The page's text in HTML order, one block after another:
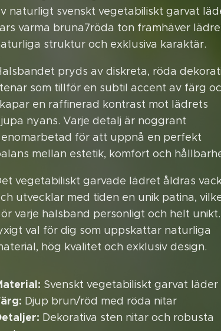
naturligt svenskt vegetabiliskt garvat
varma bruna7röda ton framhäver
struktur och exklusiva karaktär.
pryds av diskreta, röda
som tillför en subtil accent av färg
en raffinerad kontrast mot lädrets
nyans. Varje detalj är noggrant
för att uppnå en perfekt
mellan estetik, komfort och
vegetabiliskt garvade lädret åldras
utvecklar med tiden en unik patina,
varje halsband personligt och helt
val för dig som uppskattar naturliga
hög kvalitet och exklusiv design.
Svenskt vegetabiliskt garvat läder
Djup brun/röd med röda nitar
Dekorativa sten ­nitar och robusta